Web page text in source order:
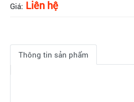
Giá: Liên hệ
Thông tin sản phẩm